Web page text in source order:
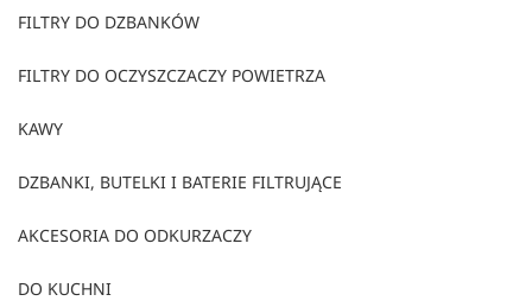
FILTRY DO DZBANKÓW
FILTRY DO OCZYSZCZACZY POWIETRZA
KAWY
DZBANKI, BUTELKI I BATERIE FILTRUJĄCE
AKCESORIA DO ODKURZACZY
DO KUCHNI